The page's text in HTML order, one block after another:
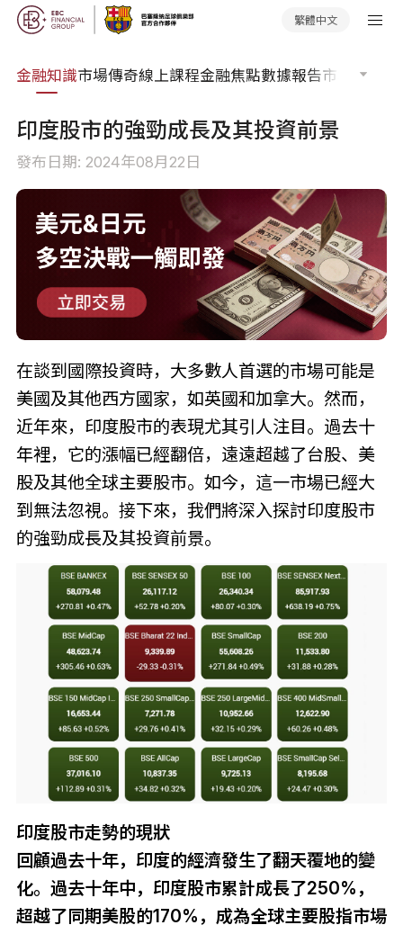
繁體中文
金融知識市場傳奇線上課程金融焦點數據報告市場分析
印度股市的強勁成長及其投資前景
發布日期: 2024年08月22日
在談到國際投資時，大多數人首選的市場可能是
美國及其他西方國家，如英國和加拿大。然而，
近年來，印度股市的表現尤其引人注目。過去十
年裡，它的漲幅已經翻倍，遠遠超越了台股、美
股及其他全球主要股市。如今，這一市場已經大
到無法忽視。接下來，我們將深入探討印度股市
的強勁成長及其投資前景。
印度股市走勢的現狀
回顧過去十年，印度的經濟發生了翻天覆地的變
化。過去十年中，印度股市累計成長了250%，
超越了同期美股的170%，成為全球主要股指市場